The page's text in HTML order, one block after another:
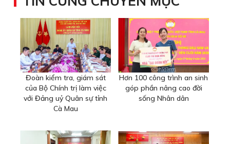
Đoàn kiểm tra, giám sát
của Bộ Chính trị làm việc
với Đảng uỷ Quân sự tỉnh
Cà Mau
Hơn 100 công trình an sinh
góp phần nâng cao đời
sống Nhân dân